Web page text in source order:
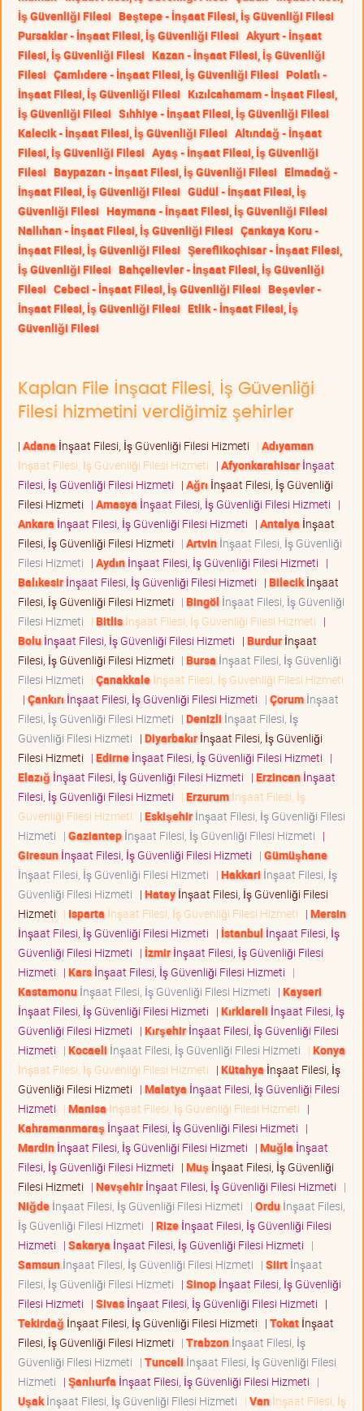
İş Güvenliği Filesi Beştepe - İnşaat Filesi, İş Güvenliği Filesi
Pursaklar - İnşaat Filesi, İş Güvenliği Filesi Akyurt - İnşaat
Filesi, İş Güvenliği Filesi Kazan - İnşaat Filesi, İş Güvenliği
Filesi Çamlıdere - İnşaat Filesi, İş Güvenliği Filesi Polatlı -
İnşaat Filesi, İş Güvenliği Filesi Kızılcahamam - İnşaat Filesi,
İş Güvenliği Filesi Sıhhiye - İnşaat Filesi, İş Güvenliği Filesi
Kalecik - İnşaat Filesi, İş Güvenliği Filesi Altındağ - İnşaat
Filesi, İş Güvenliği Filesi Ayaş - İnşaat Filesi, İş Güvenliği
Filesi Baypazarı - İnşaat Filesi, İş Güvenliği Filesi Elmadağ -
İnşaat Filesi, İş Güvenliği Filesi Güdül - İnşaat Filesi, İş
Güvenliği Filesi Haymana - İnşaat Filesi, İş Güvenliği Filesi
Nallıhan - İnşaat Filesi, İş Güvenliği Filesi Çankaya Koru -
İnşaat Filesi, İş Güvenliği Filesi Şereflikoçhisar - İnşaat Filesi,
İş Güvenliği Filesi Bahçelievler - İnşaat Filesi, İş Güvenliği
Filesi Cebeci - İnşaat Filesi, İş Güvenliği Filesi Beşevler -
İnşaat Filesi, İş Güvenliği Filesi Etlik - İnşaat Filesi, İş
Güvenliği Filesi
Kaplan File İnşaat Filesi, İş Güvenliği
Filesi hizmetini verdiğimiz şehirler
| Adana İnşaat Filesi, İş Güvenliği Filesi Hizmeti | Adıyaman
İnşaat Filesi, İş Güvenliği Filesi Hizmeti | Afyonkarahisarİnşaat
Filesi, İş Güvenliği Filesi Hizmeti | Ağrı İnşaat Filesi, İş Güvenliği
Filesi Hizmeti | Amasya İnşaat Filesi, İş Güvenliği Filesi Hizmeti |
Ankara İnşaat Filesi, İş Güvenliği Filesi Hizmeti | Antalya İnşaat
Filesi, İş Güvenliği Filesi Hizmeti | Artvinİnşaat Filesi, İş Güvenliği
Filesi Hizmeti | Aydınİnşaat Filesi, İş Güvenliği Filesi Hizmeti |
Balıkesirİnşaat Filesi, İş Güvenliği Filesi Hizmeti | Bilecikİnşaat
Filesi, İş Güvenliği Filesi Hizmeti | Bingöl İnşaat Filesi, İş Güvenliği
Filesi Hizmeti | Bitlisİnşaat Filesi, İş Güvenliği Filesi Hizmeti |
Boluİnşaat Filesi, İş Güvenliği Filesi Hizmeti | Burdurİnşaat
Filesi, İş Güvenliği Filesi Hizmeti | Bursa İnşaat Filesi, İş Güvenliği
Filesi Hizmeti | Çanakkaleİnşaat Filesi, İş Güvenliği Filesi Hizmeti
| Çankırı İnşaat Filesi, İş Güvenliği Filesi Hizmeti | Çorumİnşaat
Filesi, İş Güvenliği Filesi Hizmeti | Denizli İnşaat Filesi, İş
Güvenliği Filesi Hizmeti | Diyarbakırİnşaat Filesi, İş Güvenliği
Filesi Hizmeti | Edirneİnşaat Filesi, İş Güvenliği Filesi Hizmeti |
Elazığ İnşaat Filesi, İş Güvenliği Filesi Hizmeti | Erzincanİnşaat
Filesi, İş Güvenliği Filesi Hizmeti | Erzurumİnşaat Filesi, İş
Güvenliği Filesi Hizmeti | Eskişehirİnşaat Filesi, İş Güvenliği Filesi
Hizmeti | Gaziantepİnşaat Filesi, İş Güvenliği Filesi Hizmeti |
Giresunİnşaat Filesi, İş Güvenliği Filesi Hizmeti | Gümüşhane
İnşaat Filesi, İş Güvenliği Filesi Hizmeti | Hakkari İnşaat Filesi, İş
Güvenliği Filesi Hizmeti | Hatayİnşaat Filesi, İş Güvenliği Filesi
Hizmeti | Isparta İnşaat Filesi, İş Güvenliği Filesi Hizmeti | Mersin
İnşaat Filesi, İş Güvenliği Filesi Hizmeti | İstanbul İnşaat Filesi, İş
Güvenliği Filesi Hizmeti | İzmirİnşaat Filesi, İş Güvenliği Filesi
Hizmeti | Karsİnşaat Filesi, İş Güvenliği Filesi Hizmeti |
Kastamonuİnşaat Filesi, İş Güvenliği Filesi Hizmeti | Kayseri
İnşaat Filesi, İş Güvenliği Filesi Hizmeti | Kırklareli İnşaat Filesi, İş
Güvenliği Filesi Hizmeti | Kırşehirİnşaat Filesi, İş Güvenliği Filesi
Hizmeti | Kocaeli İnşaat Filesi, İş Güvenliği Filesi Hizmeti | Konya
İnşaat Filesi, İş Güvenliği Filesi Hizmeti | Kütahya İnşaat Filesi, İş
Güvenliği Filesi Hizmeti | Malatya İnşaat Filesi, İş Güvenliği Filesi
Hizmeti | Manisa İnşaat Filesi, İş Güvenliği Filesi Hizmeti |
Kahramanmaraş İnşaat Filesi, İş Güvenliği Filesi Hizmeti |
Mardinİnşaat Filesi, İş Güvenliği Filesi Hizmeti | Muğla İnşaat
Filesi, İş Güvenliği Filesi Hizmeti | Muş İnşaat Filesi, İş Güvenliği
Filesi Hizmeti | Nevşehirİnşaat Filesi, İş Güvenliği Filesi Hizmeti |
Niğdeİnşaat Filesi, İş Güvenliği Filesi Hizmeti | Orduİnşaat Filesi,
İş Güvenliği Filesi Hizmeti | Rizeİnşaat Filesi, İş Güvenliği Filesi
Hizmeti | Sakarya İnşaat Filesi, İş Güvenliği Filesi Hizmeti |
Samsunİnşaat Filesi, İş Güvenliği Filesi Hizmeti | Siirtİnşaat
Filesi, İş Güvenliği Filesi Hizmeti | Sinopİnşaat Filesi, İş Güvenliği
Filesi Hizmeti | Sivasİnşaat Filesi, İş Güvenliği Filesi Hizmeti |
Tekirdağ İnşaat Filesi, İş Güvenliği Filesi Hizmeti | Tokatİnşaat
Filesi, İş Güvenliği Filesi Hizmeti | Trabzonİnşaat Filesi, İş
Güvenliği Filesi Hizmeti | Tunceli İnşaat Filesi, İş Güvenliği Filesi
Hizmeti | Şanlıurfa İnşaat Filesi, İş Güvenliği Filesi Hizmeti |
Uşakİnşaat Filesi, İş Güvenliği Filesi Hizmeti | Vanİnşaat Filesi, İş